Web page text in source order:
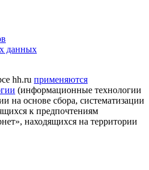
данных
hh.ru применяются
(информационные технологии
на основе сбора, систематизации
к предпочтениям
находящихся на территории